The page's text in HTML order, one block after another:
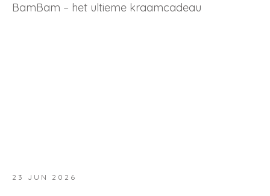
BamBam – het ultieme kraamcadeau
23 JUN 2026